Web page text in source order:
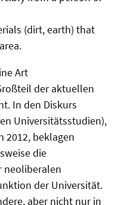
(dirt, earth) that
Art
der aktuellen
In den Diskurs
Universitätsstudien),
2012, beklagen
die
neoliberalen
der Universität.
aber nicht nur in